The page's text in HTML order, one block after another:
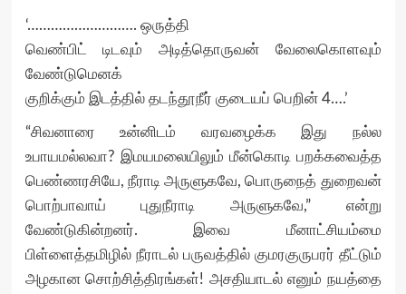
‘………………………. ஒருத்தி
வெண்பிட் டிடவும் அடித்தொருவன் வேலைகொளவும்
வேண்டுமெனக்
குறிக்கும் இடத்தில் தடந்தூநீர் குடையப் பெறின் 4….’
“சிவனாரை உன்னிடம் வரவழைக்க இது நல்ல
உபாயமல்லவா? இமயமலையிலும் மீன்கொடி பறக்கவைத்த
பெண்ணரசியே, நீராடி அருளுகவே, பொருநைத் துறைவன்
பொற்பாவாய் புதுநீராடி அருளுகவே,” என்று
வேண்டுகின்றனர். இவை மீனாட்சியம்மை
பிள்ளைத்தமிழில் நீராடல் பருவத்தில் குமரகுருபரர் தீட்டும்
அழகான சொற்சித்திரங்கள்! அசதியாடல் எனும் நயத்தை